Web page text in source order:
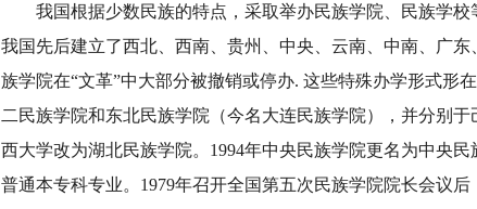
我国根据少数民族的特点，采取举办民族学院、民族学校
我国先后建立了西北、西南、贵州、中央、云南、中南、广
族学院在“文革”中大部分被撤销或停办. 这些特殊办学形式形
二民族学院和东北民族学院（今名大连民族学院），并分别于
西大学改为湖北民族学院。1994年中央民族学院更名为中央
普通本专科专业。1979年召开全国第五次民族学院院长会议